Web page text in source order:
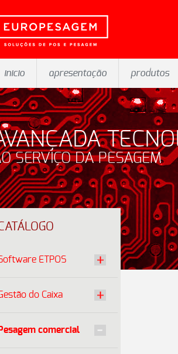
inicio apresentação produtos
SERVIÇO DA PESAGEM
ETPOS
do Caixa
Pesagem comercial